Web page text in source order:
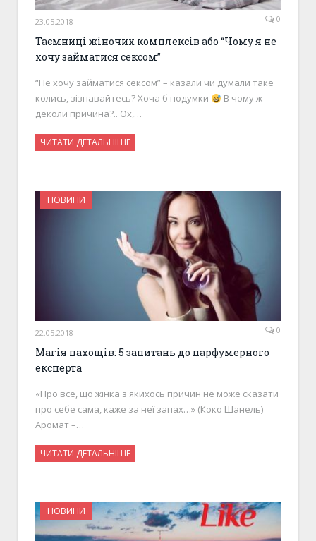
23.05.2018 0
Таємниці жіночих комплексів або “Чому я не
хочу займатися сексом”
“Не хочу займатися сексом” – казали чи думали таке
колись, зізнавайтесь? Хоча б подумки
В чому ж
деколи причина?.. Ох,…
ЧИТАТИ ДЕТАЛЬНІШЕ
НОВИНИ
22.05.2018 0
Магія пахощів: 5 запитань до парфумерного
експерта
«Про все, що жінка з якихось причин не може сказати
про себе сама, каже за неї запах…» (Коко Шанель)
Аромат –…
ЧИТАТИ ДЕТАЛЬНІШЕ
НОВИНИ